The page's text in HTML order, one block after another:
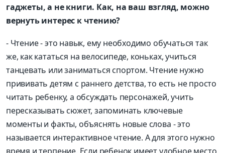
гаджеты, а не книги. Как, на ваш взгляд, можно
вернуть интерес к чтению?
- Чтение - это навык, ему необходимо обучаться так
же, как кататься на велосипеде, коньках, учиться
танцевать или заниматься спортом. Чтение нужно
прививать детям с раннего детства, то есть не просто
читать ребенку, а обсуждать персонажей, учить
пересказывать сюжет, запоминать ключевые
моменты и факты, объяснять новые слова - это
называется интерактивное чтение. А для этого нужно